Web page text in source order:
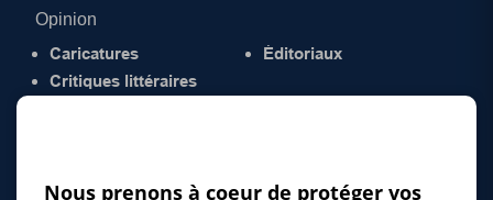
Opinion
Caricatures
Critiques littéraires
Éditoriaux
Nous prenons à coeur de protéger vos